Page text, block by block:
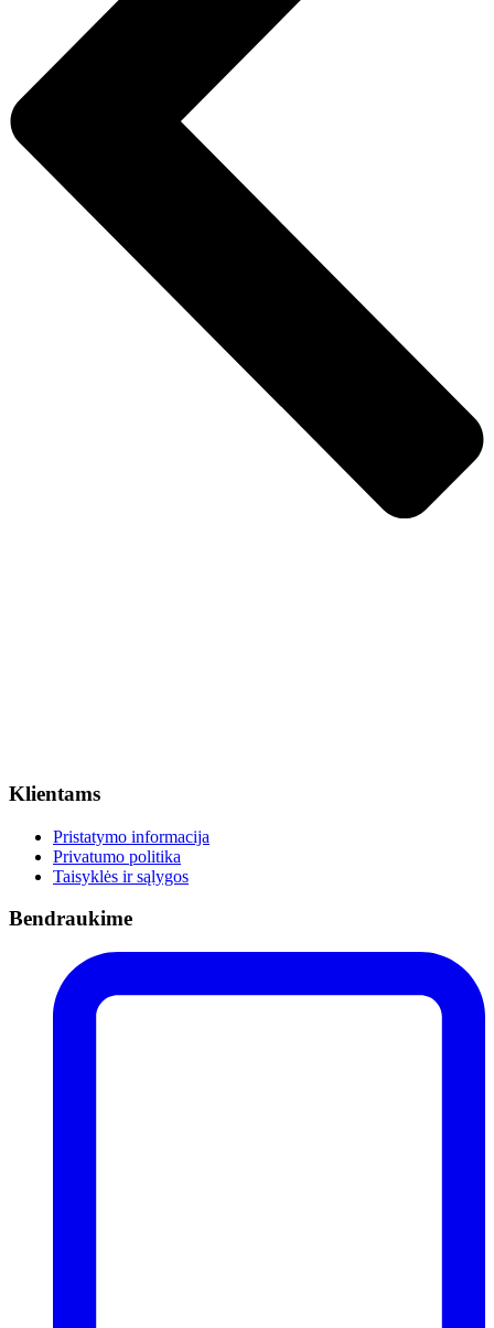
Klientams
Pristatymo informacija
Privatumo politika
Taisyklės ir sąlygos
Bendraukime